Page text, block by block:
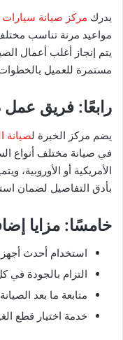
يدرك مركز صيانة
مواعيد مرنة تناسب
يتم إنجاز أغلب أعمال
مستمرة للعميل
رابعًا: فريق
يضم مركز الخبرة لصيانة
في صيانة مختلف أنواع
الأمريكية أو الأوروبية،
بأدق التفاصيل لضمان
خامسًا: مزايا
استخدام أحدث
التزام بالجودة في
متابعة ما بعد
خدمة اختيار قطع